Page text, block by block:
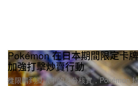
Pokémon 在日本期間限定卡
加強打擊炒賣行動
從限購到擬議中的身分核實，Pokémon